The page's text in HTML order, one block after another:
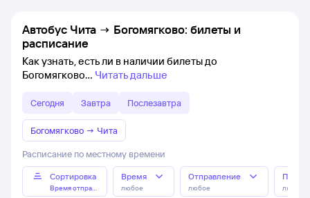
Автобус Чита → Богомягково: билеты и
расписание
Как узнать, есть ли в наличии билеты до
Богомягково
Читать дальше
Сегодня Завтра Послезавтра
Богомягково → Чита
Расписание по местному времени
Сортировка
Время отправления
Время
любое
Отправление
любое любое